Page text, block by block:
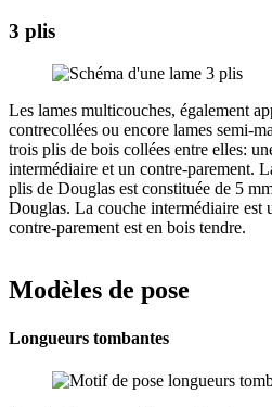
3 plis
Les lames multicouches, également
contrecollées ou encore lames semi-
trois plis de bois collées entre elles:
intermédiaire et un contre-parement.
plis de Douglas est constituée de 5
Douglas. La couche intermédiaire est
contre-parement est en bois tendre.
Modèles de pose
Longueurs tombantes